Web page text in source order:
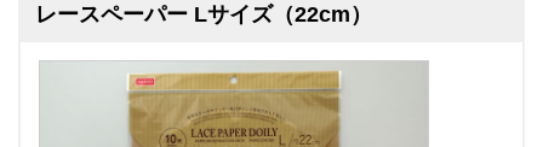
レースペーパー Lサイズ（22cm）